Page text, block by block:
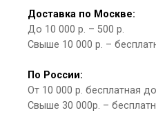
Доставка по Москве:
До 10 000 р. – 500 р.
Свыше 10 000 р. –
По России:
От 10 000 р. бесплатная
Свыше 30 000р. –